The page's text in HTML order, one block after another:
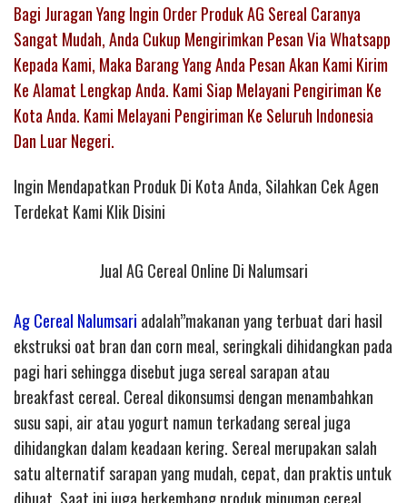
Bagi Juragan Yang Ingin Order Produk AG Sereal Caranya
Sangat Mudah, Anda Cukup Mengirimkan Pesan Via Whatsapp
Kepada Kami, Maka Barang Yang Anda Pesan Akan Kami Kirim
Ke Alamat Lengkap Anda. Kami Siap Melayani Pengiriman Ke
Kota Anda. Kami Melayani Pengiriman Ke Seluruh Indonesia
Dan Luar Negeri.
Ingin Mendapatkan Produk Di Kota Anda, Silahkan Cek Agen
Terdekat Kami Klik Disini
Jual AG Cereal Online Di Nalumsari
Ag Cereal Nalumsari adalah”makanan yang terbuat dari hasil
ekstruksi oat bran dan corn meal, seringkali dihidangkan pada
pagi hari sehingga disebut juga sereal sarapan atau
breakfast cereal. Cereal dikonsumsi dengan menambahkan
susu sapi, air atau yogurt namun terkadang sereal juga
dihidangkan dalam keadaan kering. Sereal merupakan salah
satu alternatif sarapan yang mudah, cepat, dan praktis untuk